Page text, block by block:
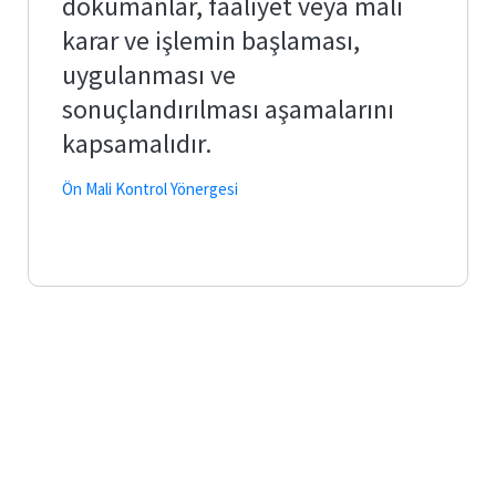
Bologna
Form ve
Belgeler
karar ve işlemin başlaması,
uygulanması ve
sonuçlandırılması aşamalarını
kapsamalıdır.
Ön Mali Kontrol Yönergesi